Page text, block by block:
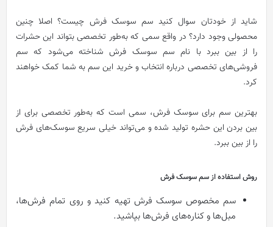
شاید از خودتان سوال کنید سم سوسک فرش چیست؟ اصلا چنین
محصولی وجود دارد؟ در واقع سمی که به‌طور تخصصی بتواند این حشرات
را از بین ببرد با نام سم سوسک فرش شناخته می‌شود که سم
فروشی‌های تخصصی درباره انتخاب و خرید این سم به شما کمک خواهند
کرد.
بهترین سم برای سوسک فرش، سمی است که به‌طور تخصصی برای از
بین بردن این حشره تولید شده و می‌تواند خیلی سریع سوسک‌های فرش
را از بین ببرد.
روش استفاده از سم سوسک فرش
سم مخصوص سوسک فرش تهیه کنید و روی تمام فرش‌ها،
مبل‌ها و کناره‌های فرش‌ها بپاشید.